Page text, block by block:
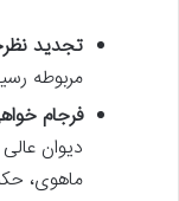
تجدید
مربوطه
فرجام
دیوان
ماهوی،